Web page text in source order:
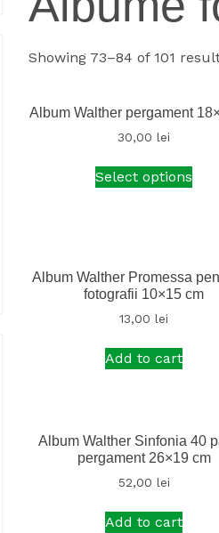
Showing 73–84 of 101
Album Walther pergament
30,00lei
Select options
Album Walther Promessa
fotografii 10×15 cm
13,00lei
Add to cart
Album Walther Sinfonia 40
pergament 26×19 cm
52,00 lei
Add to cart